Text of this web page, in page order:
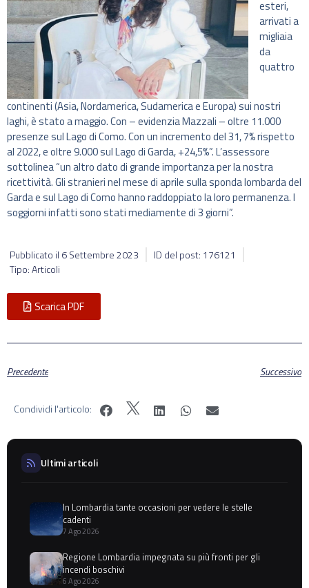
esteri,
arrivati a
migliaia
da
quattro
continenti (Asia, Nordamerica, Sudamerica e Europa) sui nostri
laghi, è stato a maggio. Con – evidenzia Mazzali – oltre 11.000
presenze sul Lago di Como. Con un incremento del 31, 7% rispetto
al 2022, e oltre 9.000 sul Lago di Garda, +24,5%”. L’assessore
sottolinea “un altro dato di grande importanza per la nostra
ricettività. Gli stranieri nel mese di aprile sulla sponda lombarda del
Garda e sul Lago di Como hanno raddoppiato la loro permanenza. I
soggiorni infatti sono stati mediamente di 3 giorni”.
Pubblicato il 6 Settembre 2023
ID del post: 176121
Tipo: Articoli
Scarica PDF
Precedente Successivo
Condividi l'articolo:
Ultimi articoli
In Lombardia tante occasioni per vedere le stelle
cadenti
7 Ago 2026
Regione Lombardia impegnata su più fronti per gli
incendi boschivi
6 Ago 2026